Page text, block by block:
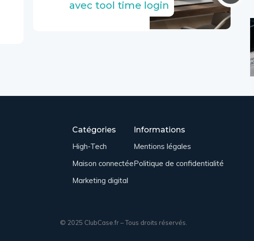
avec tool time login
Catégories
High-Tech
Maison connectée
Marketing digital
Informations
Mentions légales
Politique de confidentialité
© 2025 ClubCase.fr – Tous droits réservés.